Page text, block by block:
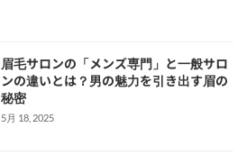
眉毛サロンの「メンズ専門」と一般サロ
ンの違いとは？男の魅力を引き出す眉の
秘密
5月 18, 2025